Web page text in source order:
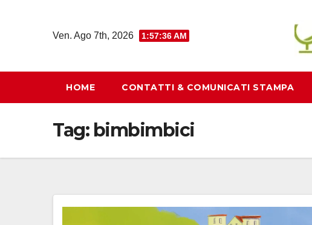
Ven. Ago 7th, 2026 1:57:36 AM
HOME CONTATTI & COMUNICATI STAMPA
Tag: bimbimbici